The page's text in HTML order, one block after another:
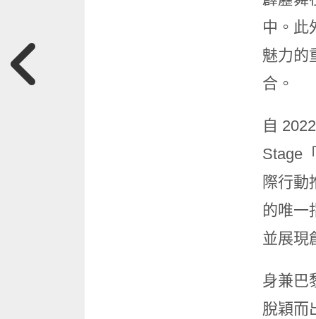
中。此
魅力的
合。
自
Stage
際行動
的唯一
並展現
身兼巴
脫穎而